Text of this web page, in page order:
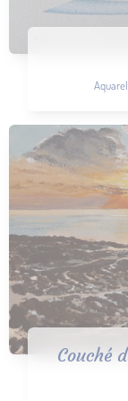
Couché